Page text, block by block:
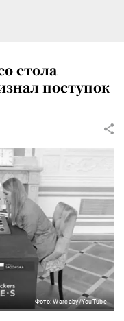
стола
поступок
Фото: Warcaby/YouTube